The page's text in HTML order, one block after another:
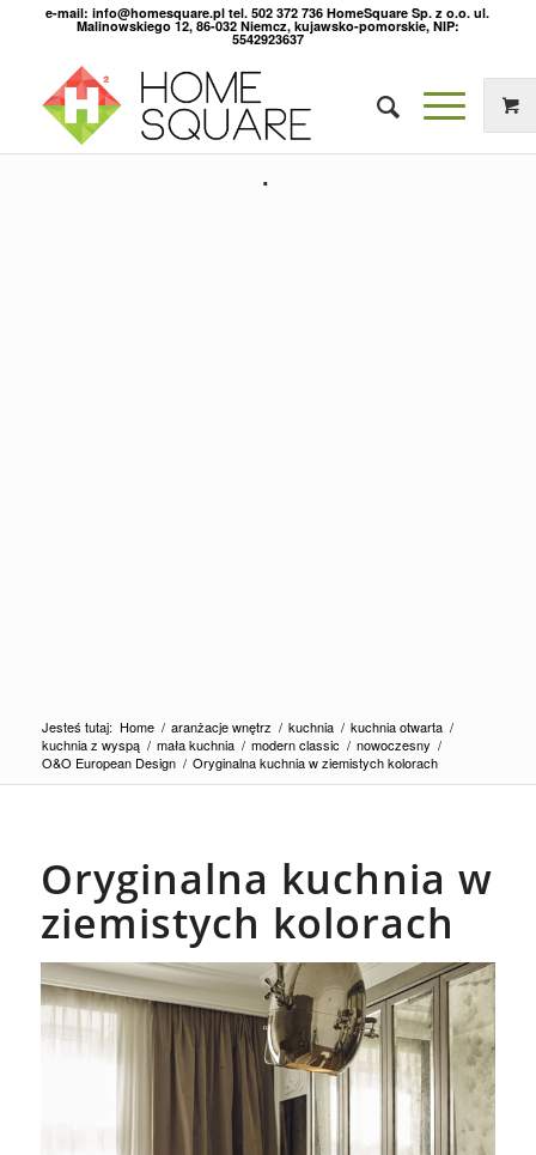
e-mail: info@homesquare.pl tel. 502 372 736 HomeSquare Sp. z o.o. ul.
Malinowskiego 12, 86-032 Niemcz, kujawsko-pomorskie, NIP:
5542923637
Jesteś tutaj: Home / aranżacje wnętrz / kuchnia / kuchnia otwarta /
kuchnia z wyspą / mała kuchnia / modern classic / nowoczesny /
O&O European Design / Oryginalna kuchnia w ziemistych kolorach
Oryginalna kuchnia w
ziemistych kolorach